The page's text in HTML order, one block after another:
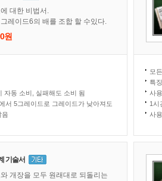
대한 비법서.
레이드6의 배를 조합 할 수있다.
원
자동 소비, 실패해도 소비 됨
서 5그레이드로 그레이드가 낮아져도
음
모
특
사
1시
사
기술서
개장을 모두 원래대로 되돌리는